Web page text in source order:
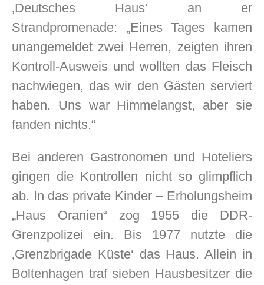
‚Deutsches Haus‘ an er
Strandpromenade: „Eines Tages kamen
unangemeldet zwei Herren, zeigten ihren
Kontroll-Ausweis und wollten das Fleisch
nachwiegen, das wir den Gästen serviert
haben. Uns war Himmelangst, aber sie
fanden nichts.“
Bei anderen Gastronomen und Hoteliers
gingen die Kontrollen nicht so glimpflich
ab. In das private Kinder – Erholungsheim
„Haus Oranien“ zog 1955 die DDR-
Grenzpolizei ein. Bis 1977 nutzte die
‚Grenzbrigade Küste‘ das Haus. Allein in
Boltenhagen traf sieben Hausbesitzer die